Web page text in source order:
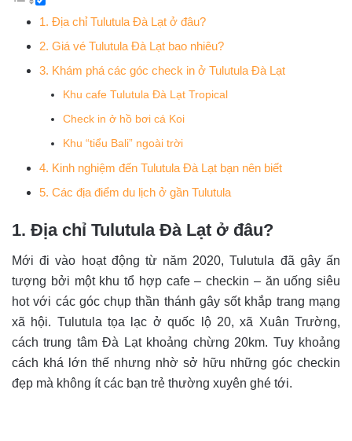
1. Địa chỉ Tulutula Đà Lạt ở đâu?
2. Giá vé Tulutula Đà Lạt bao nhiêu?
3. Khám phá các góc check in ở Tulutula Đà Lạt
Khu cafe Tulutula Đà Lạt Tropical
Check in ở hồ bơi cá Koi
Khu “tiểu Bali” ngoài trời
4. Kinh nghiệm đến Tulutula Đà Lạt bạn nên biết
5. Các địa điểm du lịch ở gần Tulutula
1. Địa chỉ Tulutula Đà Lạt ở đâu?
Mới đi vào hoạt động từ năm 2020, Tulutula đã gây ấn
tượng bởi một khu tổ hợp cafe – checkin – ăn uống siêu
hot với các góc chụp thần thánh gây sốt khắp trang mạng
xã hội. Tulutula tọa lạc ở quốc lộ 20, xã Xuân Trường,
cách trung tâm Đà Lạt khoảng chừng 20km. Tuy khoảng
cách khá lớn thế nhưng nhờ sở hữu những góc checkin
đẹp mà không ít các bạn trẻ thường xuyên ghé tới.